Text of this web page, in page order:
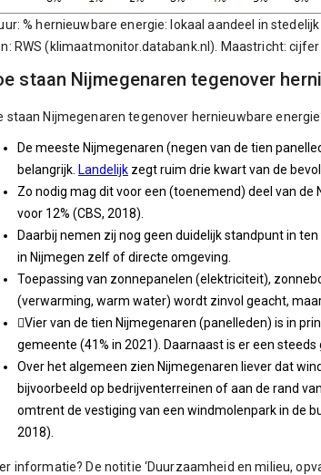
% hernieuwbare energie: lokaal aandeel in
RWS (klimaatmonitor.databank.nl). Maastricht: cijfer
staan Nijmegenaren tegenover
staan Nijmegenaren tegenover hernieuwbare
De meeste Nijmegenaren (negen van de tien
belangrijk. Landelijk zegt ruim drie kwart van de
Zo nodig mag dit voor een (toenemend) deel van
voor 12% (CBS, 2018).
Daarbij nemen zij nog geen duidelijk standpunt in
in Nijmegen zelf of directe omgeving.
Toepassing van zonnepanelen (elektriciteit),
(verwarming, warm water) wordt zinvol geacht,
Vier van de tien Nijmegenaren (panelleden) is in
gemeente (41% in 2021). Daarnaast is er een
Over het algemeen zien Nijmegenaren liever dat
bijvoorbeeld op bedrijventerreinen of aan de rand
omtrent de vestiging van een windmolenpark in de
2018).
informatie? De notitie ‘Duurzaamheid en milieu,